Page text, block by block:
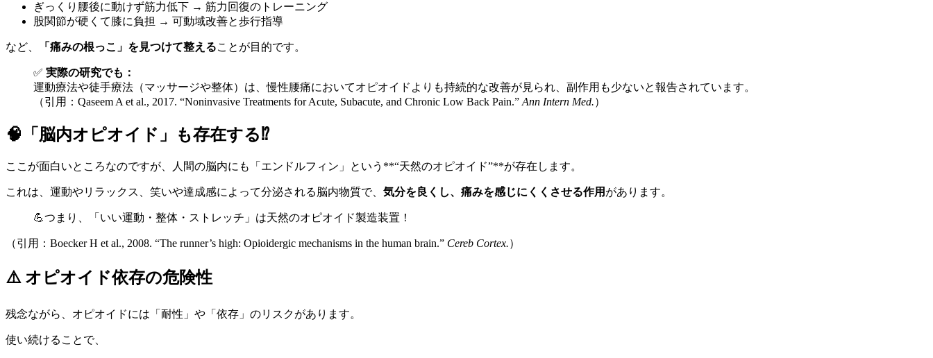
ぎっくり腰後に動けず筋力低下 → 筋力回復のトレーニング
股関節が硬くて膝に負担 → 可動域改善と歩行指導
など、 「痛みの根っこ」を見つけて整えることが目的です。
✅ 実際の研究でも：
運動療法や徒手療法（マッサージや整体）は、慢性腰痛においてオピオイドよりも持続的な改善が見られ、副作用も少ないと報告されています。
（引用：Qaseem A et al., 2017. “Noninvasive Treatments for Acute, Subacute, and Chronic Low Back Pain.” Ann Intern Med.）
🧠「脳内オピオイド」も存在する⁉︎
ここが面白いところなのですが、人間の脳内にも「エンドルフィン」という**“天然のオピオイド”**が存在します。
これは、運動やリラックス、笑いや達成感によって分泌される脳内物質で、 気分を良くし、痛みを感じにくくさせる作用 があります。
💪つまり、「いい運動・整体・ストレッチ」は天然のオピオイド製造装置！
（引用：Boecker H et al., 2008. “The runner’s high: Opioidergic mechanisms in the human brain.” Cereb Cortex.）
⚠️ オピオイド依存の危険性
残念ながら、オピオイドには「耐性」や「依存」のリスクがあります。
使い続けることで、